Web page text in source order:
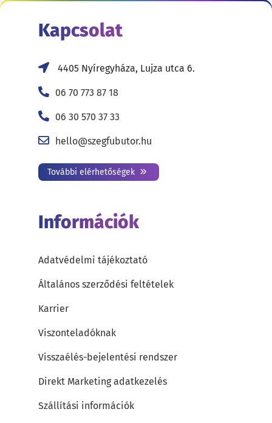
Kapcsolat
4405 Nyíregyháza, Lujza utca 6.
06 70 773 87 18
06 30 570 37 33
hello@szegfubutor.hu
További elérhetőségek
Információk
Adatvédelmi tájékoztató
Általános szerződési feltételek
Karrier
Viszonteladóknak
Visszaélés-bejelentési rendszer
Direkt Marketing adatkezelés
Szállítási információk